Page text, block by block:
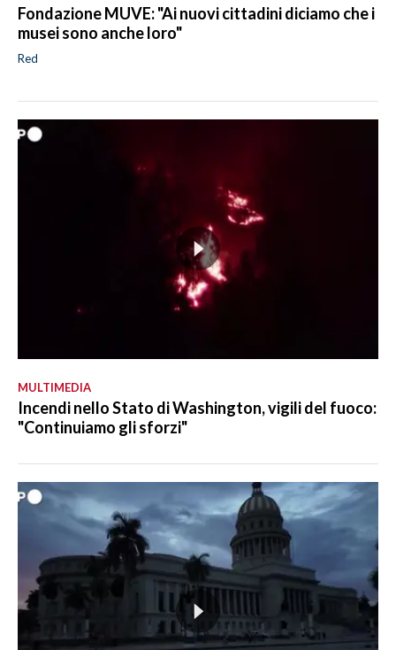
Fondazione MUVE: "Ai nuovi cittadini diciamo che i
musei sono anche loro"
Red
MULTIMEDIA
Incendi nello Stato di Washington, vigili del fuoco:
"Continuiamo gli sforzi"